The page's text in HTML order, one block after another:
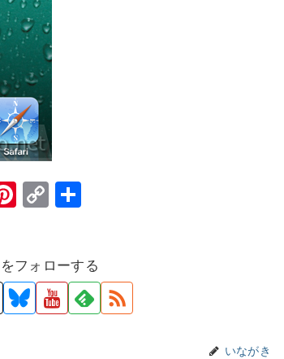
Pi
e
st
C
y
Li
フォローする
いながき